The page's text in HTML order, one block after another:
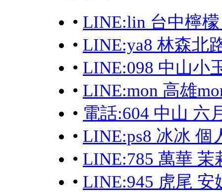
• LINE:lin 台中檸
• LINE:ya8 林森北
• LINE:098 中山小
• LINE:mon 高雄
• 電話:604 中山 六
• LINE:ps8 冰冰 個
• LINE:785 萬華
• LINE:945 虎尾